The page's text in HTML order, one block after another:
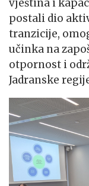
vještina i
postali dio
tranzicije,
učinka na
otpornost i
Jadranske